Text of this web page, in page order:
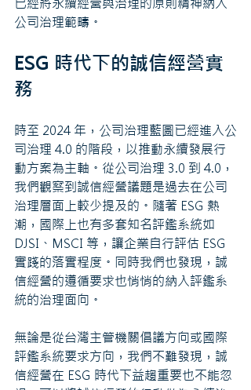
公司治理範疇。
ESG 時代下的誠信經營實
務
時至 2024 年，公司治理藍圖已經進入公
司治理 4.0 的階段，以推動永續發展行
動方案為主軸。從公司治理 3.0 到 4.0，
我們觀察到誠信經營議題是過去在公司
治理層面上較少提及的。隨著 ESG 熱
潮，國際上也有多套知名評鑑系統如
DJSI、MSCI 等，讓企業自行評估 ESG
實踐的落實程度。同時我們也發現，誠
信經營的遵循要求也悄悄的納入評鑑系
統的治理面向。
無論是從台灣主管機關倡議方向或國際
評鑑系統要求方向，我們不難發現，誠
信經營在 ESG 時代下益趨重要也不能忽